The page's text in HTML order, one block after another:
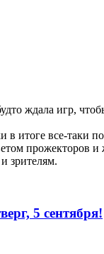
ждала игр,
в итоге все-таки
прожекторов
зрителям.
5 сентября!